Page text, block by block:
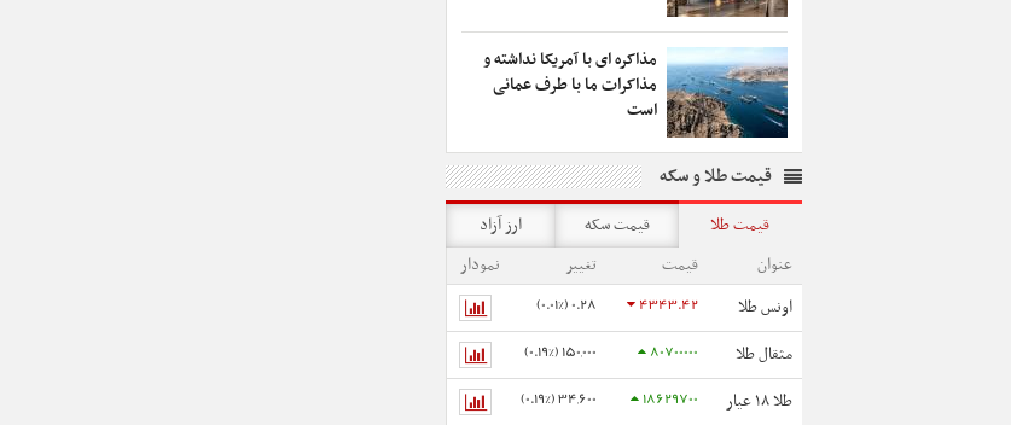
مذاکره ای با آمریکا نداشته و
مذاکرات ما با طرف عمانی
است
قیمت طلا و سکه
قیمت طلا قیمت سکه
ارز آزاد
عنوان
قیمت تغییر
نمودار
اونس طلا
4343.42
0.28 (0.01%)
مثقال طلا 80700000
150,000 (0.19%)
طلا ۱۸ عیار 18629700
34,600 (0.19%)